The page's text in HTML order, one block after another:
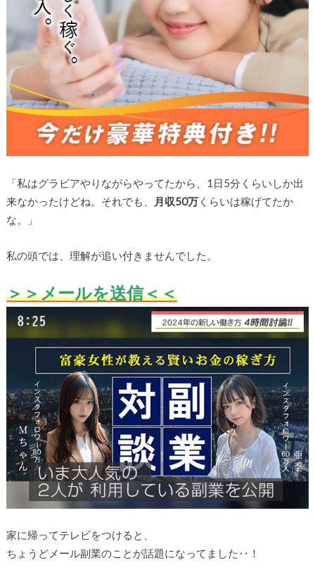
「私はグラビアやりながらやってたから、1日5分くらいしか出
来なかったけどね。それでも、
月収50万くらいは稼げてたか
な。」
私の頭では、理解が追い付きませんでした。
＞＞メールを送信＜＜
家に帰ってテレビをつけると、
ちょうどメール副業のことが話題になってました‥！